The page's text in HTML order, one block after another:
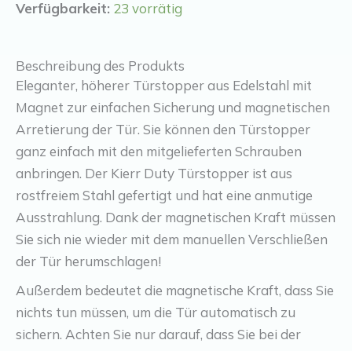
Menge
Verfügbarkeit: 23 vorrätig
Beschreibung des Produkts
Eleganter, höherer Türstopper aus Edelstahl mit
Magnet zur einfachen Sicherung und magnetischen
Arretierung der Tür. Sie können den Türstopper
ganz einfach mit den mitgelieferten Schrauben
anbringen. Der Kierr Duty Türstopper ist aus
rostfreiem Stahl gefertigt und hat eine anmutige
Ausstrahlung. Dank der magnetischen Kraft müssen
Sie sich nie wieder mit dem manuellen Verschließen
der Tür herumschlagen!
Außerdem bedeutet die magnetische Kraft, dass Sie
nichts tun müssen, um die Tür automatisch zu
sichern. Achten Sie nur darauf, dass Sie bei der